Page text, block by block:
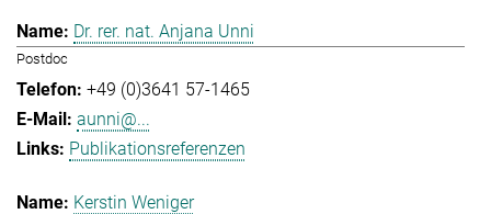
Dr. rer. nat. Anjana Unni
Postdoc
+49 (0)3641 57-1465
aunni@...
Publikationsreferenzen
Kerstin Weniger